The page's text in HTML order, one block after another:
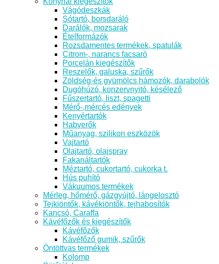
Vágódeszkák
Sótartó, borsdaráló
Darálók, mozsarak
Ételformázók
Rozsdamentes termékek, spatulák
Citrom-, narancs facsaró
Porcelán kiegészítők
Reszelők, galuska, szűrők
Zöldség-és gyümölcs hámozók, darabolók
Dugóhúzó, konzervnyitó, késélező
Fűszertartó, liszt, spagetti
Mérő-,mércés edények
Kenyértartók
Habverők
Műanyag, szilikon eszközök
Vajtartó
Olajtartó, olajspray
Fakanáltartók
Méztartó, cukortartó, cukorka t.
Hús puhító
Vákuumos termékek
Mérleg, hőmérő, gázgyújtó, lángelosztó
Tejkiöntők, kávékiöntők, tejhabosítók
Kancsó, Caraffa
Kávéfőzők és kiegészítők
Kávéfőzők
Kávéfőző gumik, szűrők
Öntöttvas termékek
Kolomp